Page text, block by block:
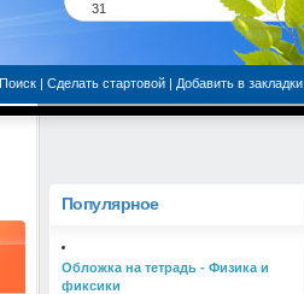
31
Поиск | Сделать стартовой | Добавить в закладки
Популярное
Обложка на тетрадь - Физика и
фиксики